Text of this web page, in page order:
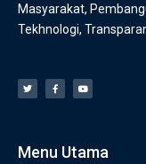
Masyarakat,
Tekhnologi,
Menu Utama